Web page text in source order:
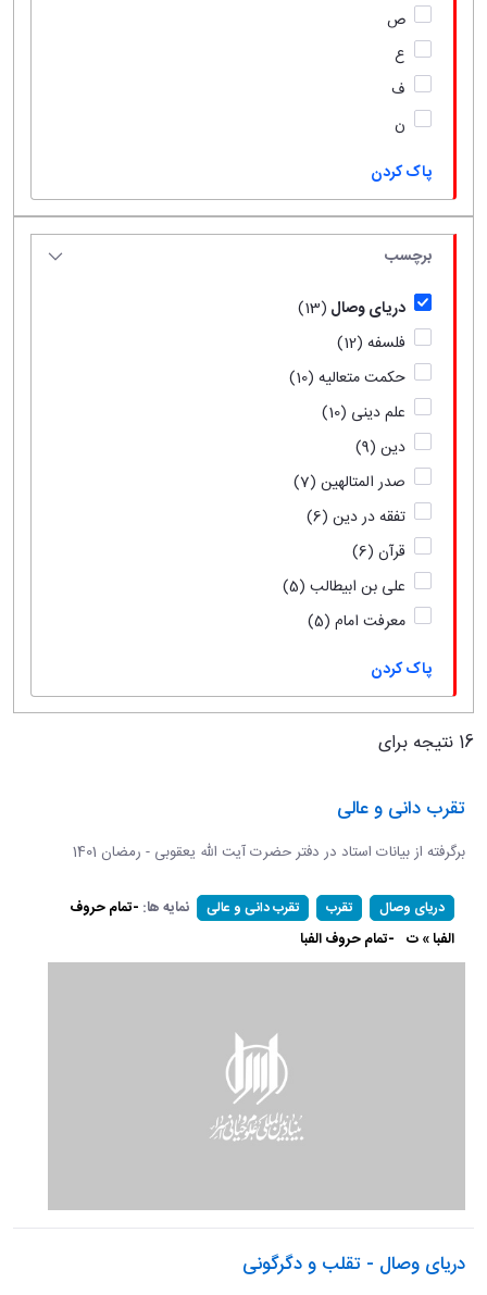
ص
ع
ف
ن
پاک کردن
برچسب
دریای وصال (13)
فلسفه (12)
حکمت متعالیه (10)
علم دینی (10)
دین (9)
صدر المتالهین (7)
تفقه در دین (6)
قرآن (6)
علی بن ابیطالب (5)
معرفت امام (5)
پاک کردن
16 نتیجه برای
تقرب دانی و عالی
برگرفته از بیانات استاد در دفتر حضرت آیت الله یعقوبی - رمضان 1401
دریای وصال تقرب تقرب دانی و عالی نمایه ها: -تمام حروف
الفبا » ت -تمام حروف الفبا
دریای وصال - تقلب و دگرگونی